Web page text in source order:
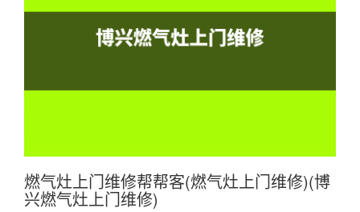
燃气灶上门维修帮帮客(燃气灶上门维修)(博
兴燃气灶上门维修)